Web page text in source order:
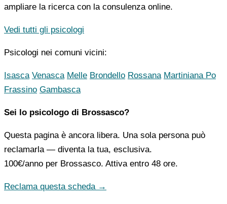
ampliare la ricerca con la consulenza online.
Vedi tutti gli psicologi
Psicologi nei comuni vicini:
Isasca Venasca Melle Brondello Rossana Martiniana Po
Frassino Gambasca
Sei lo psicologo di Brossasco?
Questa pagina è ancora libera. Una sola persona può
reclamarla — diventa la tua, esclusiva.
100€/anno per Brossasco. Attiva entro 48 ore.
Reclama questa scheda →